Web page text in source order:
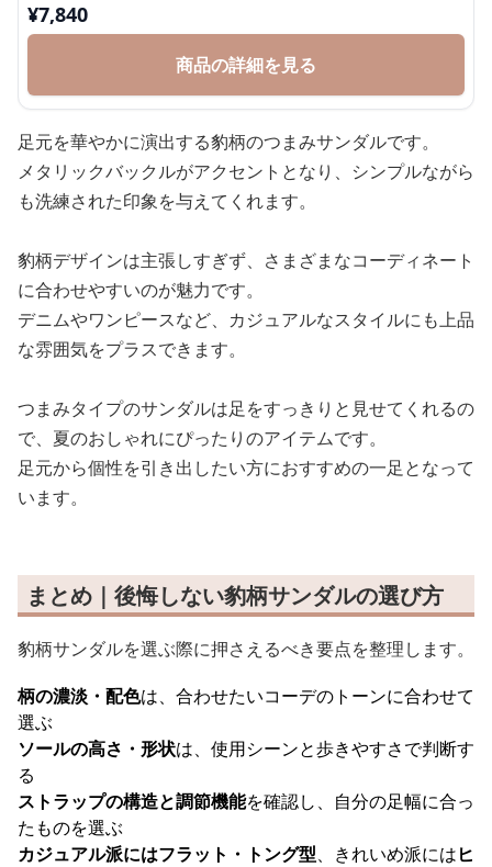
¥7,840
商品の詳細を見る
足元を華やかに演出する豹柄のつまみサンダルです。
メタリックバックルがアクセントとなり、シンプルながら
も洗練された印象を与えてくれます。
豹柄デザインは主張しすぎず、さまざまなコーディネート
に合わせやすいのが魅力です。
デニムやワンピースなど、カジュアルなスタイルにも上品
な雰囲気をプラスできます。
つまみタイプのサンダルは足をすっきりと見せてくれるの
で、夏のおしゃれにぴったりのアイテムです。
足元から個性を引き出したい方におすすめの一足となって
います。
まとめ｜後悔しない豹柄サンダルの選び方
豹柄サンダルを選ぶ際に押さえるべき要点を整理します。
柄の濃淡・配色は、合わせたいコーデのトーンに合わせて
選ぶ
ソールの高さ・形状は、使用シーンと歩きやすさで判断す
る
ストラップの構造と調節機能を確認し、自分の足幅に合っ
たものを選ぶ
カジュアル派にはフラット・トング型、きれいめ派にはヒ